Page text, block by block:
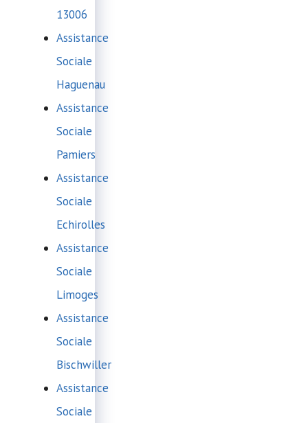
13006
Assistance
Sociale
Haguenau
Assistance
Sociale
Pamiers
Assistance
Sociale
Echirolles
Assistance
Sociale
Limoges
Assistance
Sociale
Bischwiller
Assistance
Sociale